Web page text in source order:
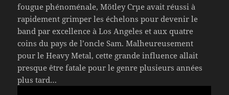
fougue phénoménale, Mötley Cr¸ue avait réussi à
rapidement grimper les échelons pour devenir le
band par excellence à Los Angeles et aux quatre
coins du pays de l’oncle Sam. Malheureusement
pour le Heavy Metal, cette grande influence allait
presque être fatale pour le genre plusieurs années
plus tard…